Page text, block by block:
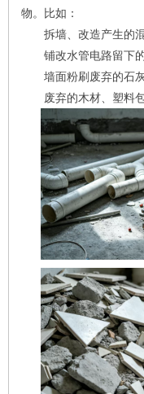
物。比如：
拆墙、改造产生的混
铺改水管电路留下的
墙面粉刷废弃的石灰
废弃的木材、塑料包